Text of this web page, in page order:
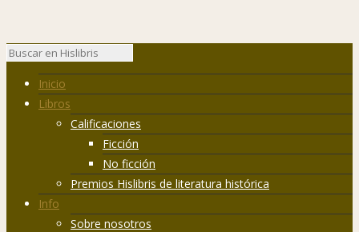
Inicio
Libros
Calificaciones
Ficción
No ficción
Premios Hislibris de literatura histórica
Info
Sobre nosotros